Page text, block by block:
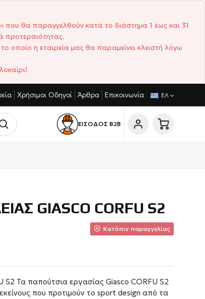
που θα παραγγελθούν κατά το διάστημα 1 έως και 31
προτεραιότητας.
οποίο η εταιρεία μας θα παραμείνει κλειστή λόγω
ΤΙΜΈΣ ΣΎΝΤΟΜΟΙ ΧΡΌΝΟΙ ΠΑΡΆΔΟΣΗΣ
Χρήσιμοι Οδηγοί Άρθρα Επικοινωνία ΕΛ
ΕΙΣΟΔΟΣ Β2Β
GIASCO CORFU S2
Κατόπιν παραγγελίας
S2 Τα παπούτσια εργασίας Giasco CORFU S2
που προτιμούν το sport design από τα